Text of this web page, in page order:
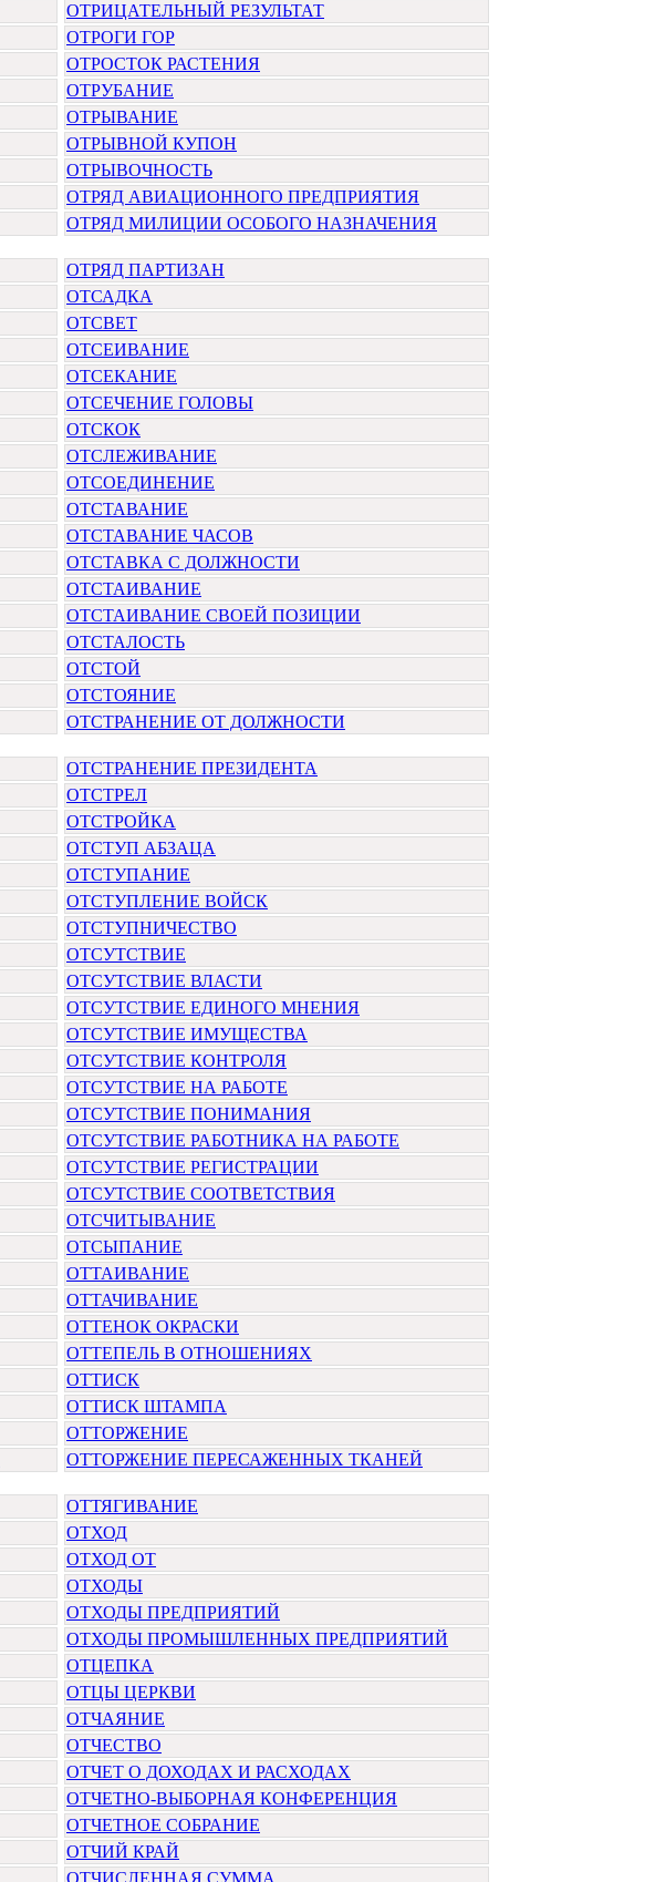
ОТРИЦАТЕЛЬНЫЙ РЕЗУЛЬТАТ
ОТРОГИ ГОР
ОТРОСТОК РАСТЕНИЯ
ОТРУБАНИЕ
ОТРЫВАНИЕ
ОТРЫВНОЙ КУПОН
ОТРЫВОЧНОСТЬ
ОТРЯД АВИАЦИОННОГО ПРЕДПРИЯТИЯ
ОТРЯД МИЛИЦИИ ОСОБОГО НАЗНАЧЕНИЯ
ОТРЯД ПАРТИЗАН
ОТСАДКА
ОТСВЕТ
ОТСЕИВАНИЕ
ОТСЕКАНИЕ
ОТСЕЧЕНИЕ ГОЛОВЫ
ОТСКОК
ОТСЛЕЖИВАНИЕ
ОТСОЕДИНЕНИЕ
ОТСТАВАНИЕ
ОТСТАВАНИЕ ЧАСОВ
ОТСТАВКА С ДОЛЖНОСТИ
ОТСТАИВАНИЕ
ОТСТАИВАНИЕ СВОЕЙ ПОЗИЦИИ
ОТСТАЛОСТЬ
ОТСТОЙ
ОТСТОЯНИЕ
ОТСТРАНЕНИЕ ОТ ДОЛЖНОСТИ
ОТСТРАНЕНИЕ ПРЕЗИДЕНТА
ОТСТРЕЛ
ОТСТРОЙКА
ОТСТУП АБЗАЦА
ОТСТУПАНИЕ
ОТСТУПЛЕНИЕ ВОЙСК
ОТСТУПНИЧЕСТВО
ОТСУТСТВИЕ
ОТСУТСТВИЕ ВЛАСТИ
ОТСУТСТВИЕ ЕДИНОГО МНЕНИЯ
ОТСУТСТВИЕ ИМУЩЕСТВА
ОТСУТСТВИЕ КОНТРОЛЯ
ОТСУТСТВИЕ НА РАБОТЕ
ОТСУТСТВИЕ ПОНИМАНИЯ
ОТСУТСТВИЕ РАБОТНИКА НА РАБОТЕ
ОТСУТСТВИЕ РЕГИСТРАЦИИ
ОТСУТСТВИЕ СООТВЕТСТВИЯ
ОТСЧИТЫВАНИЕ
ОТСЫПАНИЕ
ОТТАИВАНИЕ
ОТТАЧИВАНИЕ
ОТТЕНОК ОКРАСКИ
ОТТЕПЕЛЬ В ОТНОШЕНИЯХ
ОТТИСК
ОТТИСК ШТАМПА
ОТТОРЖЕНИЕ
ОТТОРЖЕНИЕ ПЕРЕСАЖЕННЫХ ТКАНЕЙ
ОТТЯГИВАНИЕ
ОТХОД
ОТХОД ОТ
ОТХОДЫ
ОТХОДЫ ПРЕДПРИЯТИЙ
ОТХОДЫ ПРОМЫШЛЕННЫХ ПРЕДПРИЯТИЙ
ОТЦЕПКА
ОТЦЫ ЦЕРКВИ
ОТЧАЯНИЕ
ОТЧЕСТВО
ОТЧЕТ О ДОХОДАХ И РАСХОДАХ
ОТЧЕТНО-ВЫБОРНАЯ КОНФЕРЕНЦИЯ
ОТЧЕТНОЕ СОБРАНИЕ
ОТЧИЙ КРАЙ